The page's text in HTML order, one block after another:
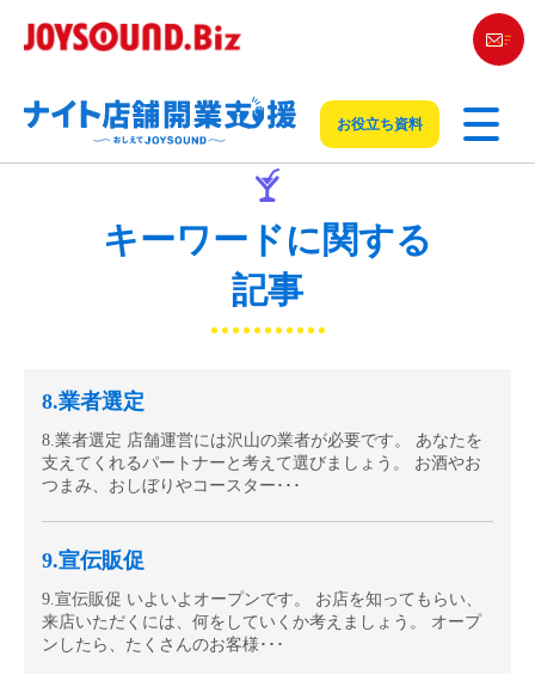
お役立ち資料
キーワードに関する
記事
8.業者選定
8.業者選定 店舗運営には沢山の業者が必要です。 あなたを
支えてくれるパートナーと考えて選びましょう。 お酒やお
つまみ、おしぼりやコースター･･･
9.宣伝販促
9.宣伝販促 いよいよオープンです。 お店を知ってもらい、
来店いただくには、何をしていくか考えましょう。 オープ
ンしたら、たくさんのお客様･･･